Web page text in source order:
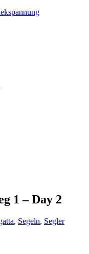
1 – Day 2
, Segeln, Segler